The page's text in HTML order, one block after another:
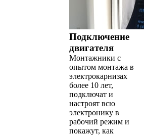
Подключение
двигателя
Монтажники с
опытом монтажа в
электрокарнизах
более 10 лет,
подключат и
настроят всю
электронику в
рабочий режим и
покажут, как